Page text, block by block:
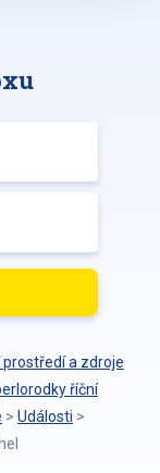
prostředí a zdroje
říční
> Události >